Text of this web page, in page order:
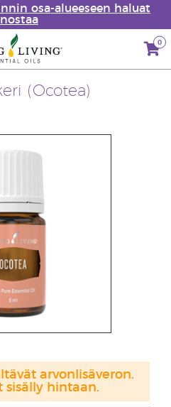
osa-alueeseen haluat
0
(Ocotea)
arvonlisäveron.
sisälly hintaan.